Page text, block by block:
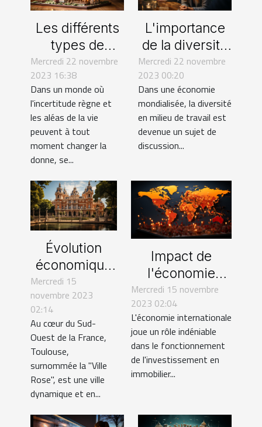
Les différents
types de
contrats
d'assurance et
leurs
spécificités
Mercredi 22 novembre
2023 16:38
Dans un monde où
l'incertitude règne et
les aléas de la vie
peuvent à tout
moment changer la
donne, se...
L'importance
de la diversité
en milieu de
travail
Mercredi 22 novembre
2023 00:20
Dans une économie
mondialisée, la diversité
en milieu de travail est
devenue un sujet de
discussion...
Évolution
économique
de Toulouse
et son
influence sur
le marché
immobilier
Mercredi 15
novembre 2023
02:14
Au cœur du Sud-
Ouest de la France,
Toulouse,
surnommée la "Ville
Rose", est une ville
dynamique et en...
Impact de
l'économie
internationale
sur
l'investissement
en immobilier
locatif
Mercredi 15 novembre
2023 02:04
L'économie internationale
joue un rôle indéniable
dans le fonctionnement
de l'investissement en
immobilier...